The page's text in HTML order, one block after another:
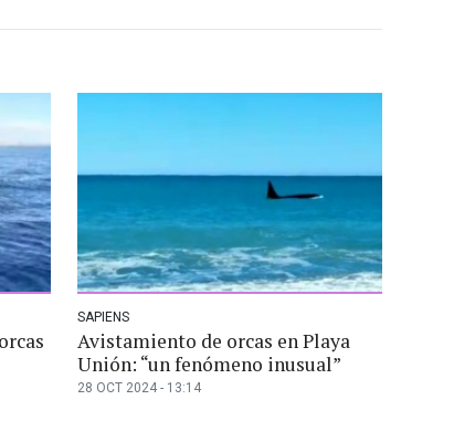
SAPIENS
Avistamiento de orcas en Playa
Unión: “un fenómeno inusual”
28 OCT 2024 - 13:14